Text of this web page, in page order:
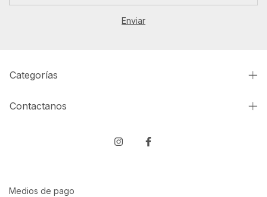
Categorías
Contactanos
Medios de pago